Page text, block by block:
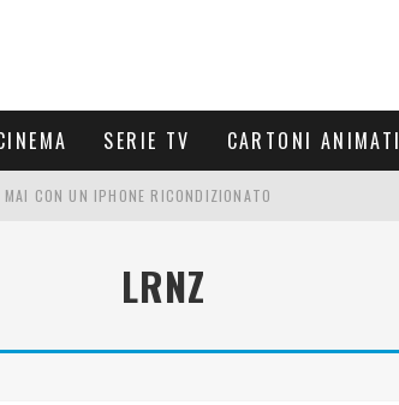
SERIE TV CARTONI ANIMATI
CON UN IPHONE RICONDIZIONATO
LRNZ